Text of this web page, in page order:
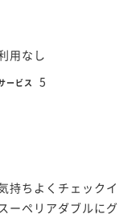
用なし
ービス 5
持ちよくチェックイ
ーペリアダブルにグ